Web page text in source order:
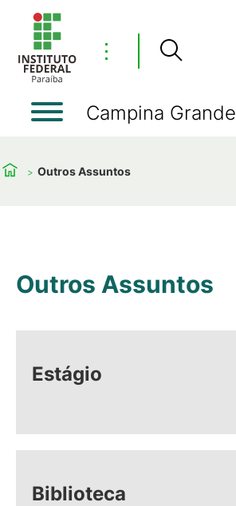
⋮
Campina Grande
Outros Assuntos
Outros Assuntos
Estágio
Biblioteca